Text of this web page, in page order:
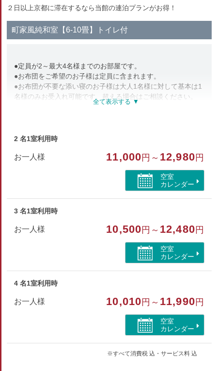
２日以上京都に滞在するなら当館の連泊プランがお得！
町家風純和室【6-10畳】トイレ付
●定員が2～最大4名様までのお部屋です。
●お布団をご希望のお子様は定員に含まれます。
●お布団が不要な添い寝のお子様は大人1名様に対して基本は1
名様のみお受入れ可能です。超える場合はご相談ください。
和室
部屋特徴
2 名1室利用時
お一人様 11,000 円～ 12,980 円
空室
カレンダー
3 名1室利用時
お一人様 10,500 円～ 12,480 円
空室
カレンダー
4 名1室利用時
お一人様 10,010 円～ 11,990 円
空室
カレンダー
※すべて消費税 込・サービス料 込